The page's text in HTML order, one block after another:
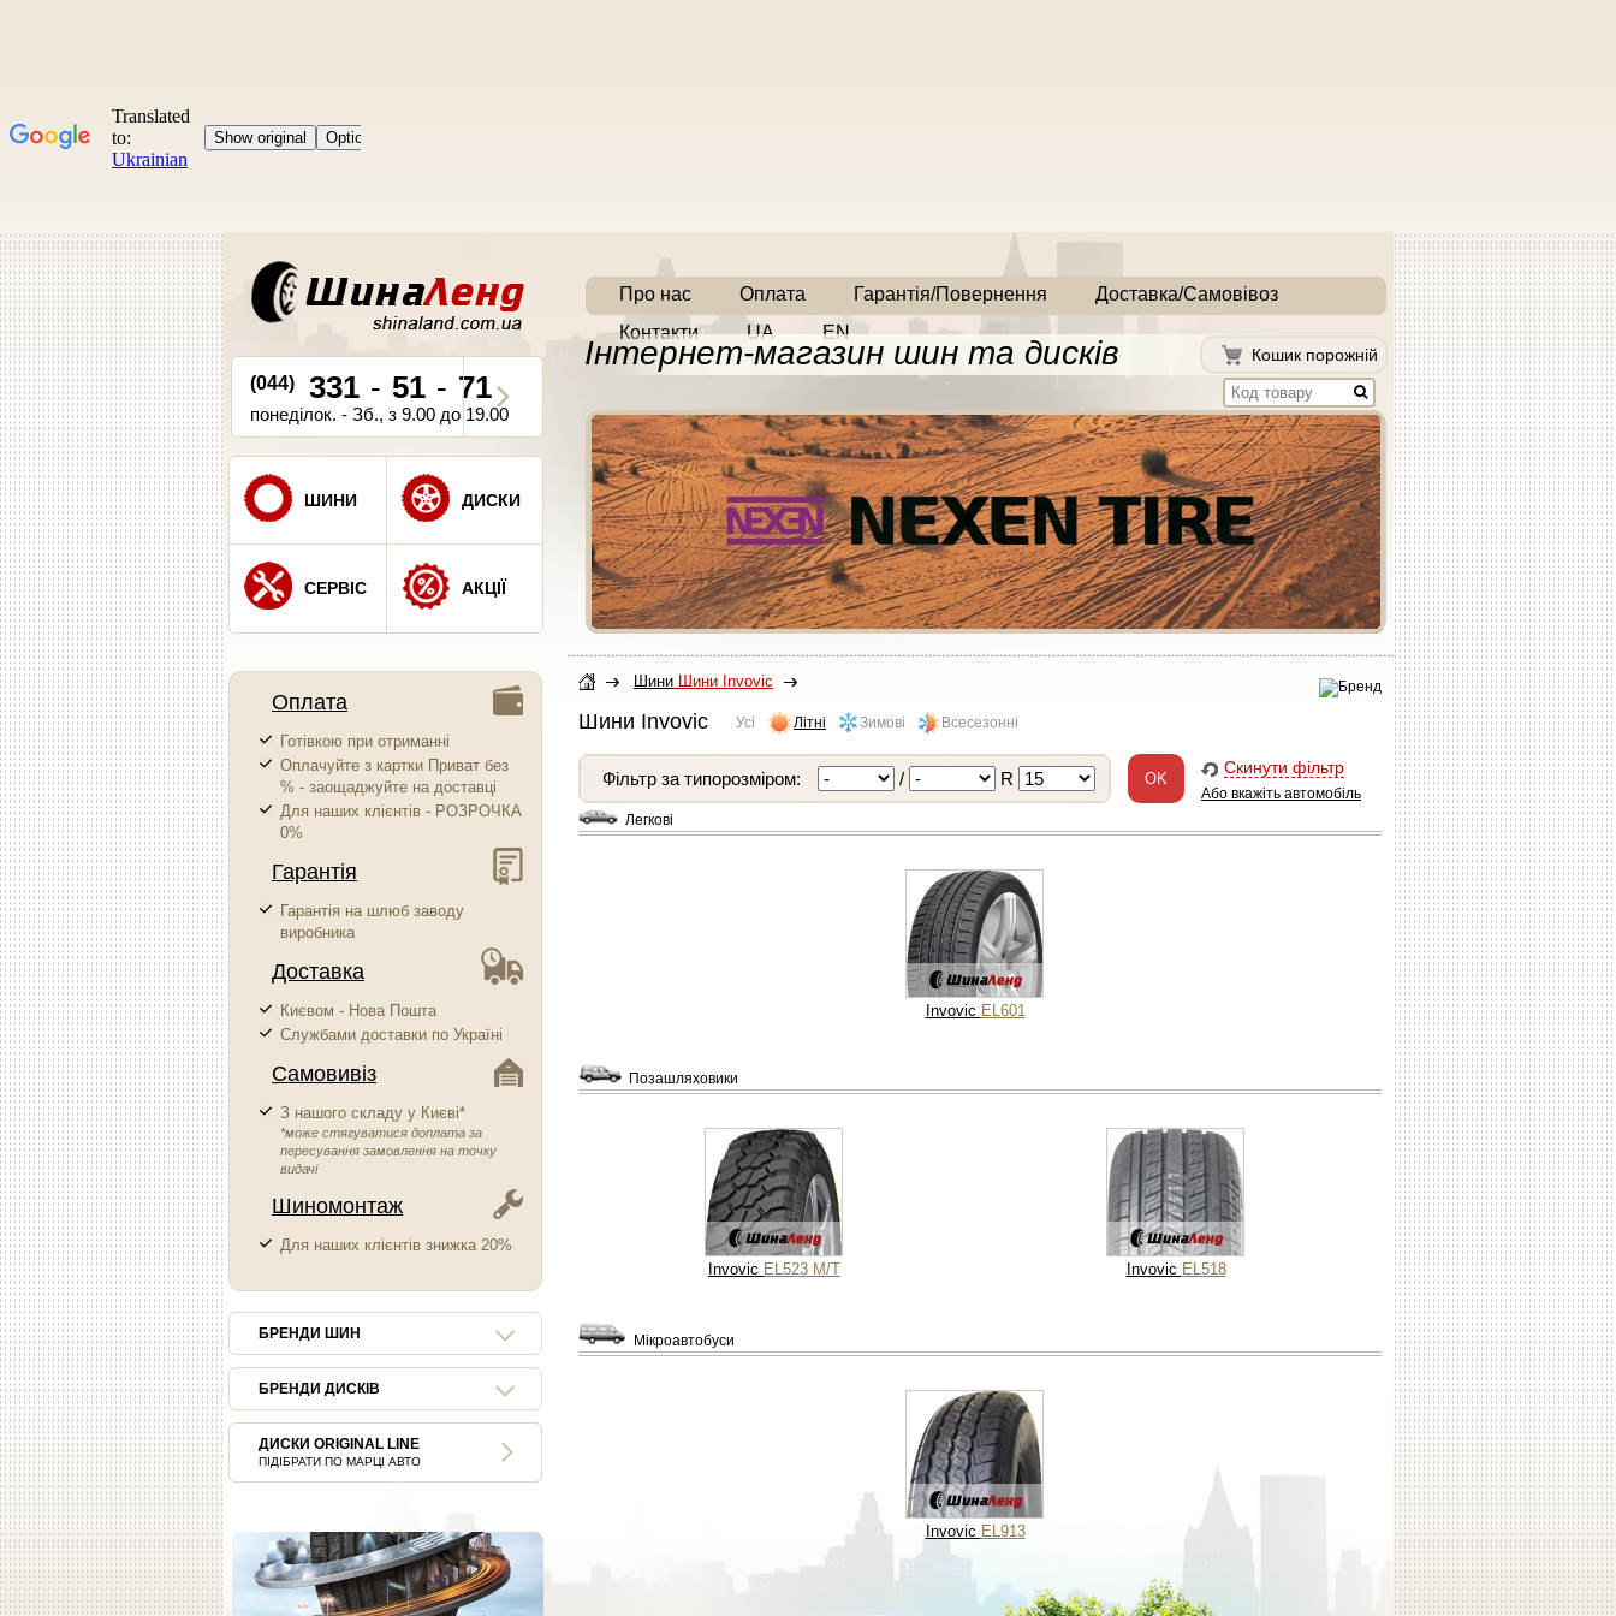
Про нас Оплата Гарантія/Повернення
Доставка/Самовівоз
Контакти
UA EN
(044) 331 - 51 - 71
понеділок. - Зб., з 9.00 до 19.00
Інтернет-магазин шин та дисків Кошик порожній
ШИНИ ДИСКИ
СЕРВІС АКЦІЇ
Оплата
Готівкою при отриманні
Оплачуйте з картки Приват без
% - заощаджуйте на доставці
Для наших клієнтів - РОЗРОЧКА
0%
Гарантія
Гарантія на шлюб заводу
виробника
Доставка
Києвом - Нова Пошта
Службами доставки по Україні
Самовивіз
З нашого складу у Києві*
*може стягуватися доплата за
пересування замовлення на точку
видачі
Шиномонтаж
Для наших клієнтів знижка 20%
БРЕНДИ ШИН
БРЕНДИ ДИСКІВ
ДИСКИ ORIGINAL LINE
ПІДІБРАТИ ПО МАРЦІ АВТО
Шини Шини Invovic
Шини Invovic Усі Літні Зимові Всесезонні
Фільтр за типорозміром: / R
Скинути фільтр
Або вкажіть автомобіль
Легкові
Invovic EL601
Позашляховики
Invovic EL523 M/T Invovic EL518
Мікроавтобуси
Invovic EL913